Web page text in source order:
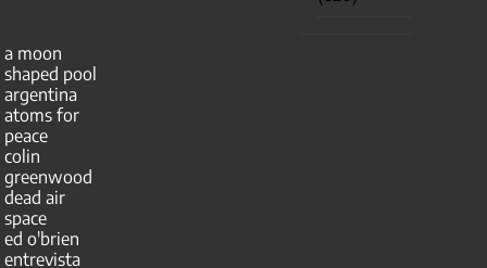
a moon
shaped pool
argentina
atoms for
peace
colin
greenwood
dead air
space
ed o'brien
entrevista